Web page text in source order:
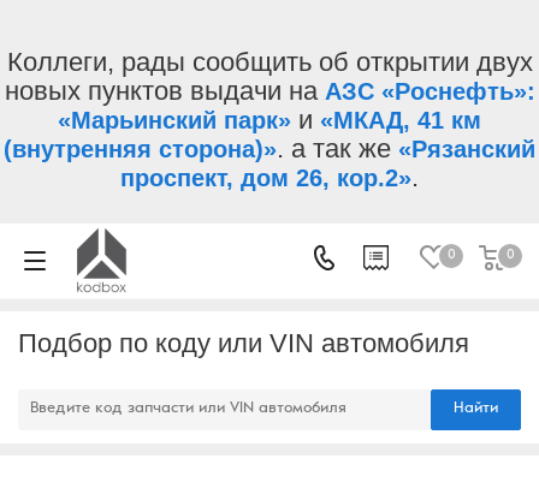
Коллеги, рады сообщить об открытии двух
новых пунктов выдачи на АЗС «Роснефть»:
«Марьинский парк» и «МКАД, 41 км
(внутренняя сторона)». а так же «Рязанский
проспект, дом 26, кор.2».
0 0
Подбор по коду или VIN автомобиля
Найти